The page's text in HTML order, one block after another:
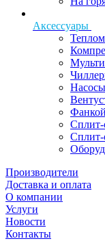
Аксессуары
Насосы
Производители
Доставка и оплата
О компании
Услуги
Новости
Контакты